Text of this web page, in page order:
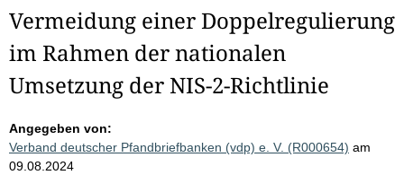
Vermeidung einer Doppelregulierung
im Rahmen der nationalen
Umsetzung der NIS-2-Richtlinie
Angegeben von:
Verband deutscher Pfandbriefbanken (vdp) e. V. (R000654) am
09.08.2024